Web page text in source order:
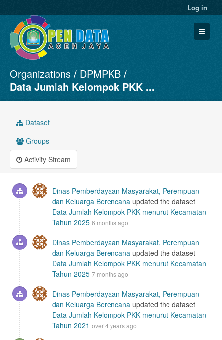
Log in
Datasets
Organizations
About
Organizations
DPMPKB
Data Jumlah Kelompok PKK ...
Dataset
Groups
Activity Stream
Dinas Pemberdayaan Masyarakat, Perempuan
dan Keluarga Berencana updated the dataset
Data Jumlah Kelompok PKK menurut Kecamatan
Tahun 2025 6 months ago
Dinas Pemberdayaan Masyarakat, Perempuan
dan Keluarga Berencana updated the dataset
Data Jumlah Kelompok PKK menurut Kecamatan
Tahun 2025 7 months ago
Dinas Pemberdayaan Masyarakat, Perempuan
dan Keluarga Berencana updated the dataset
Data Jumlah Kelompok PKK menurut Kecamatan
Tahun 2021 over 4 years ago